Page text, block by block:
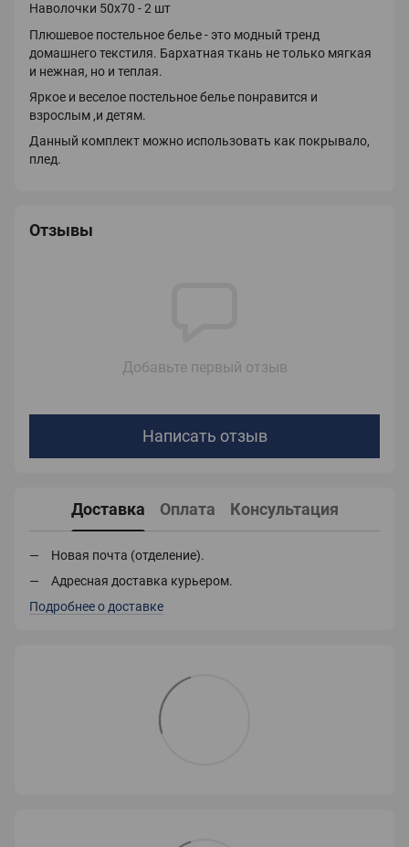
Наволочки 50х70 - 2 шт
Плюшевое постельное белье - это модный тренд
домашнего текстиля. Бархатная ткань не только мягкая
и нежная, но и теплая.
Яркое и веселое постельное белье понравится и
взрослым ,и детям.
Данный комплект можно использовать как покрывало,
плед.
Отзывы
Добавьте первый отзыв
Написать отзыв
Доставка Оплата Консультация
Новая почта (отделение).
Адресная доставка курьером.
Подробнее о доставке